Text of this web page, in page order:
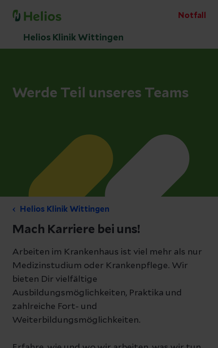
Notfall
Helios Klinik Wittingen
Werde Teil unseres Teams
Helios Klinik Wittingen
Mach Karriere bei uns!
Arbeiten im Krankenhaus ist viel mehr als nur
Medizinstudium oder Krankenpflege. Wir
bieten Dir vielfältige
Ausbildungsmöglichkeiten, Praktika und
zahlreiche Fort- und
Weiterbildungsmöglichkeiten.